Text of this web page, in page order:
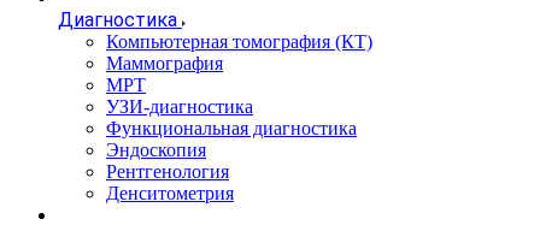
Диагностика
Компьютерная томография (КТ)
Маммография
МРТ
УЗИ-диагностика
Функциональная диагностика
Эндоскопия
Рентгенология
Денситометрия